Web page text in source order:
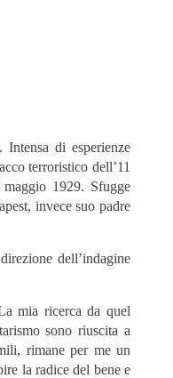
di esperienze
terroristico dell’11
1929. Sfugge
invece suo padre
dell’indagine
mia ricerca da quel
sono riuscita a
rimane per me un
la radice del bene e